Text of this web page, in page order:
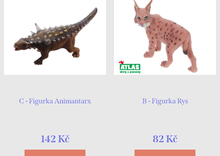
C - Figurka Animantarx
142 Kč
B - Figurka Rys
82 Kč